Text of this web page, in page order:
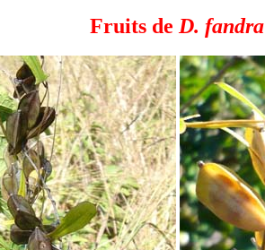
Fruits de D. fandra